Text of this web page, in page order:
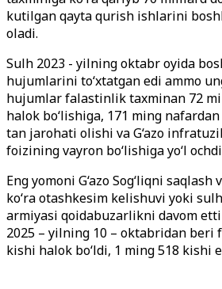
kutilgan qayta qurish ishlarini
oladi.
Sulh 2023 - yilning oktabr oyida
hujumlarini to‘xtatgan edi ammo
hujumlar falastinlik taxminan 72
halok bo‘lishiga, 171 ming
tan jarohati olishi va G‘azo
foizining vayron bo‘lishiga yo‘l
Eng yomoni G‘azo Sog‘liqni
ko‘ra otashkesim kelishuvi yoki
armiyasi qoidabuzarlikni davom
2025 – yilning 10 – oktabridan beri
kishi halok bo‘ldi, 1 ming 518 kishi